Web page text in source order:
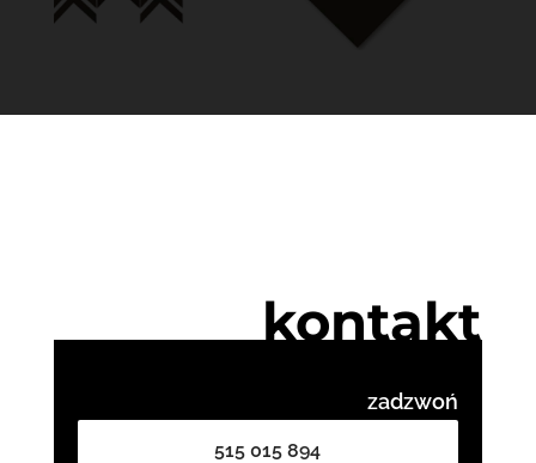
kontakt
zadzwoń
515 015 894